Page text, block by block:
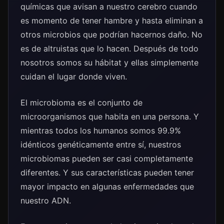
químicas que avisan a nuestro cerebro cuando
es momento de tener hambre y hasta eliminan a
otros microbios que podrían hacernos daño. No
es de altruistas que lo hacen. Después de todo
nosotros somos su hábitat y ellas simplemente
cuidan el lugar donde viven.
El microbioma es el conjunto de
microorganismos que habita en una persona. Y
mientras todos los humanos somos 99.9%
idénticos genéticamente entre sí, nuestros
microbiomas pueden ser casi completamente
diferentes. Y sus características pueden tener
mayor impacto en algunas enfermedades que
nuestro ADN.